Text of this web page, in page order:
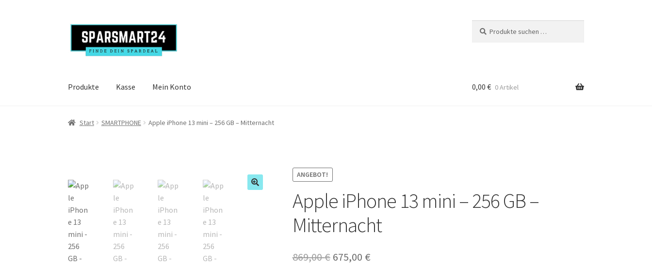
Zur
Navigation
springen
Zum
Inhalt
springen
nach:
Produkte Kasse Mein Konto 0,00 € 0 Artikel
Start SMARTPHONE Apple iPhone 13 mini – 256 GB – Mitternacht
ANGEBOT!
Apple iPhone 13 mini – 256 GB –
Mitternacht
869,00€ Ursprünglicher
675,00 €Aktueller